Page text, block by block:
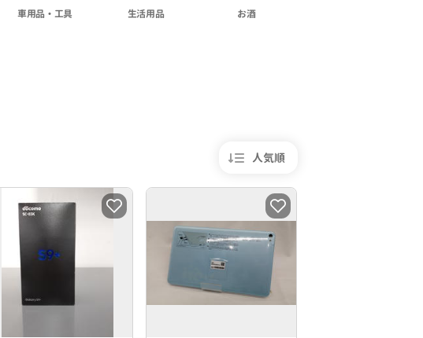
車用品・工具 生活用品 お酒
人気順